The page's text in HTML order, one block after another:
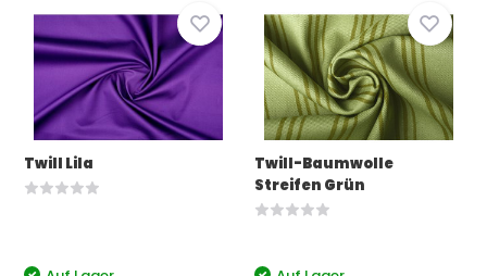
Twill Lila
Twill-Baumwolle
Streifen Grün